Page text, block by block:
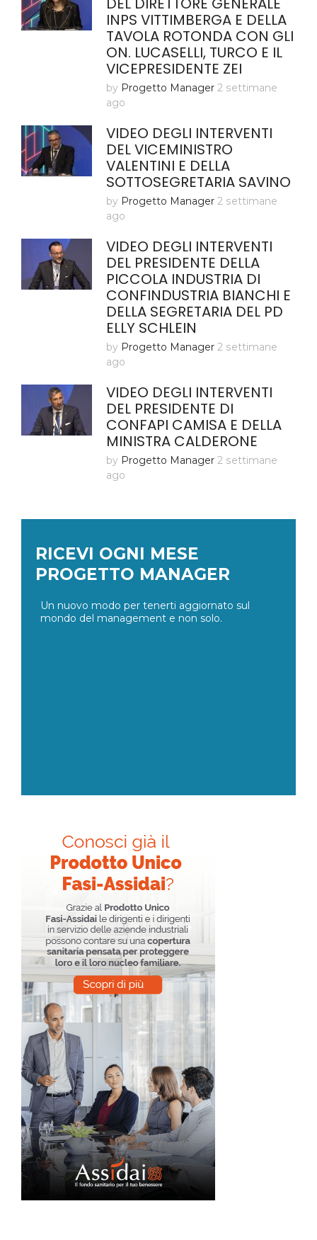
INPS VITTIMBERGA E DELLA
TAVOLA ROTONDA CON GLI
ON. LUCASELLI, TURCO E IL
VICEPRESIDENTE ZEI
by Progetto Manager 2 settimane
ago
VIDEO DEGLI INTERVENTI
DEL VICEMINISTRO
VALENTINI E DELLA
SOTTOSEGRETARIA SAVINO
by Progetto Manager 2 settimane
ago
VIDEO DEGLI INTERVENTI
DEL PRESIDENTE DELLA
PICCOLA INDUSTRIA DI
CONFINDUSTRIA BIANCHI E
DELLA SEGRETARIA DEL PD
ELLY SCHLEIN
by Progetto Manager 2 settimane
ago
VIDEO DEGLI INTERVENTI
DEL PRESIDENTE DI
CONFAPI CAMISA E DELLA
MINISTRA CALDERONE
by Progetto Manager 2 settimane
ago
RICEVI OGNI MESE
PROGETTO MANAGER
Un nuovo modo per tenerti aggiornato sul
mondo del management e non solo.